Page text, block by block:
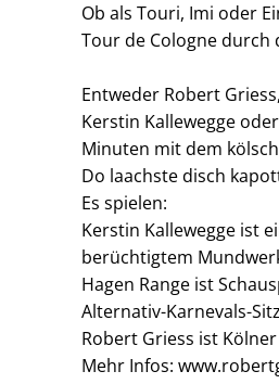
Ob als Touri, Imi oder
Tour de Cologne durch
Entweder Robert
Kerstin Kallewegge
Minuten mit dem
Do laachste disch
Es spielen:
Kerstin Kallewegge ist
berüchtigtem
Hagen Range ist
Alternativ-Karnevals-
Robert Griess ist
Mehr Infos: